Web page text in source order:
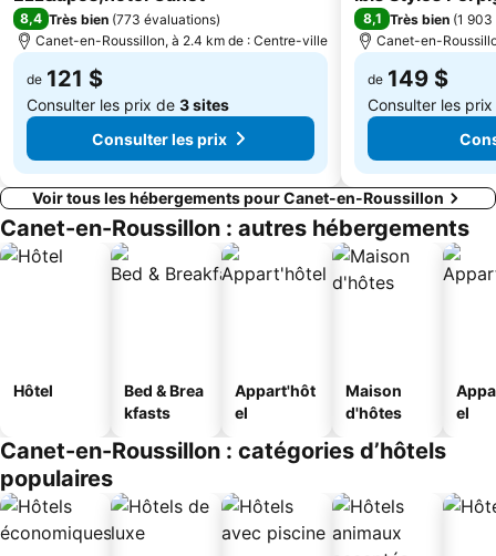
8,4 Très bien (773 évaluations)
Canet-en-Roussillon, à 2.4 km de : Centre-ville
de 121 $
Consulter les prix de 3 sites
Consulter les prix
8,1 Très bien (1 903
Canet-en-
de 149 $
Consulter les
Voir tous les hébergements pour Canet-en-Roussillon
Canet-en-Roussillon : autres hébergements
Hôtel
Bed & Brea
kfasts
Appart'hôt
el
Maison
d'hôtes
el
Canet-en-Roussillon : catégories d’hôtels
populaires